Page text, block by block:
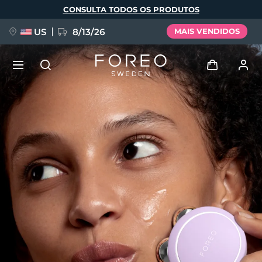
principal
CONSULTA TODOS OS PRODUTOS
US 8/13/26 MAIS VENDIDOS
Entrar
Perfil de usuário
Meus aparelhos
Meus pedidos
Meus endereços
As minhas subscrições
NOVIDADE
FAQ™ Pure Beauty-Tech Elixir
BREAKING NEWS
issa™ Teeth Whitening Set
English Deutsch
Español
Français
Italiano
Português
Polski
Svenska
Türkçe
简体中文 繁體中文